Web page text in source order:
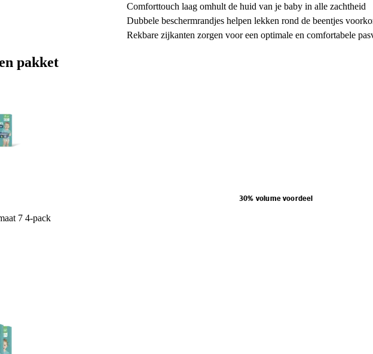
Comforttouch laag omhult de huid van je baby in alle zachtheid
Dubbele beschermrandjes helpen lekken rond de beentjes
Rekbare zijkanten zorgen voor een optimale en comfortabele
pakket
30% volume voordeel
7 4-pack